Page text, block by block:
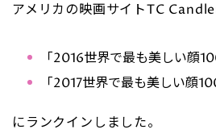
アメリカの映画サイトTC
「2016世界で最も美しい顔
「2017世界で最も美しい顔
にランクインしました。